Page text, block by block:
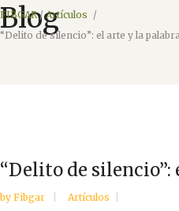
Blog
FIBGAR/Artículos /
“Delito de silencio”: el arte y la
“Delito de
by Fibgar Artículos